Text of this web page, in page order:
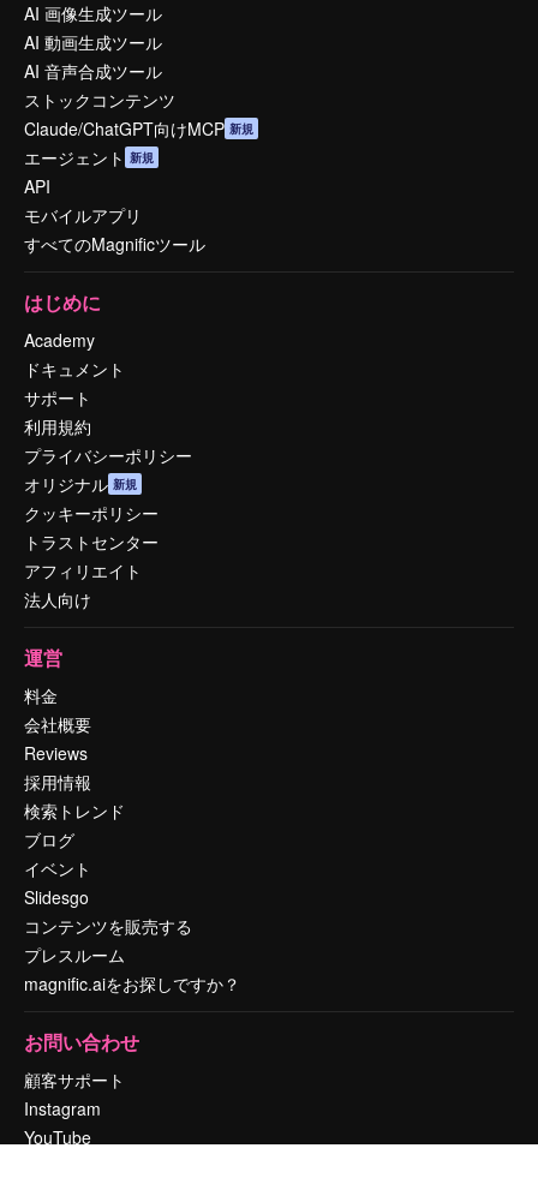
AI 画像生成ツール
AI 動画生成ツール
AI 音声合成ツール
ストックコンテンツ
Claude/ChatGPT向けMCP 新規
エージェント 新規
API
モバイルアプリ
すべてのMagnificツール
はじめに
Academy
ドキュメント
サポート
利用規約
プライバシーポリシー
オリジナル 新規
クッキーポリシー
トラストセンター
アフィリエイト
法人向け
運営
料金
会社概要
Reviews
採用情報
検索トレンド
ブログ
イベント
Slidesgo
コンテンツを販売する
プレスルーム
magnific.aiをお探しですか？
お問い合わせ
顧客サポート
Instagram
YouTube